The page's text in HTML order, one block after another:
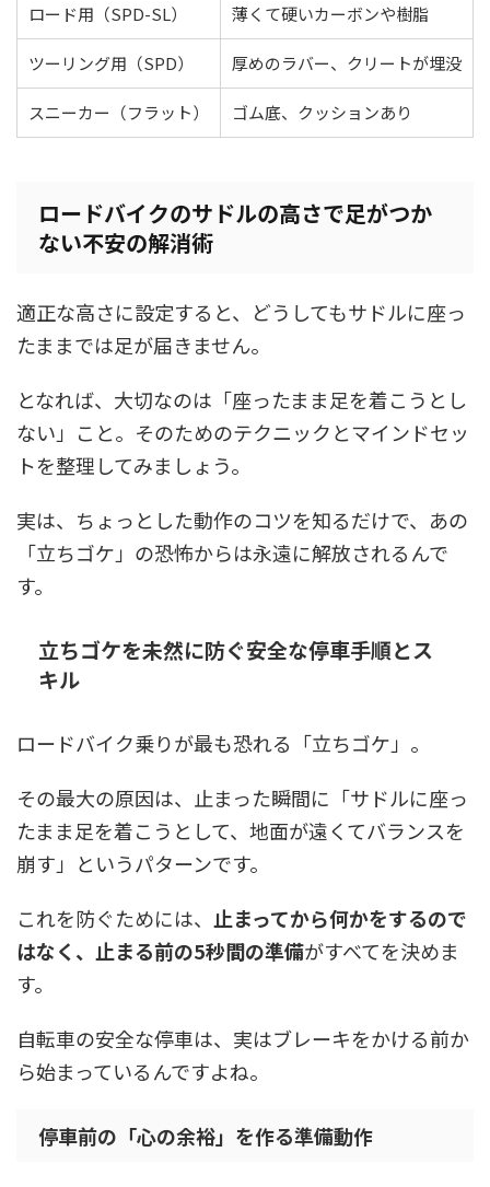
ロード用（SPD-SL） 薄くて硬いカーボンや樹脂
ツーリング用（SPD） 厚めのラバー、クリートが埋没
スニーカー（フラット） ゴム底、クッションあり
ロードバイクのサドルの高さで足がつか
ない不安の解消術
適正な高さに設定すると、どうしてもサドルに座っ
たままでは足が届きません。
となれば、大切なのは「座ったまま足を着こうとし
ない」こと。そのためのテクニックとマインドセッ
トを整理してみましょう。
実は、ちょっとした動作のコツを知るだけで、あの
「立ちゴケ」の恐怖からは永遠に解放されるんで
す。
立ちゴケを未然に防ぐ安全な停車手順とス
キル
ロードバイク乗りが最も恐れる「立ちゴケ」。
その最大の原因は、止まった瞬間に「サドルに座っ
たまま足を着こうとして、地面が遠くてバランスを
崩す」というパターンです。
これを防ぐためには、 止まってから何かをするので
はなく、止まる前の5秒間の準備がすべてを決めま
す。
自転車の安全な停車は、実はブレーキをかける前か
ら始まっているんですよね。
停車前の「心の余裕」を作る準備動作